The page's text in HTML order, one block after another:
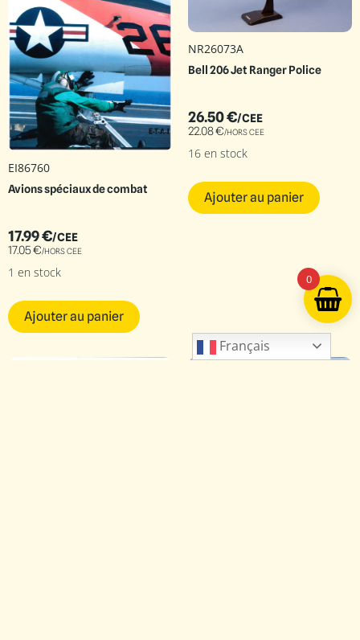
EI86760
Avions spéciaux de combat
17.99€/CEE
17.05€/HORS CEE
1 en stock
Ajouter au panier
NR26073A
Bell 206 Jet Ranger Police
26.50€/CEE
22.08€/HORS CEE
16 en stock
Ajouter au panier
Français
0